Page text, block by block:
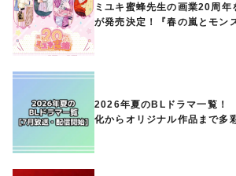
ミユキ蜜蜂先生の画業20周
が発売決定！『春の嵐とモン
2026年夏のBLドラマ一覧！
化からオリジナル作品まで多